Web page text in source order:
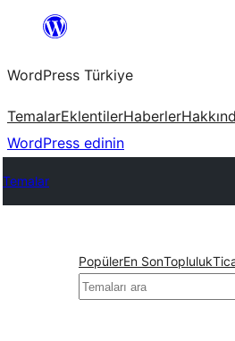
İçeriğe
WordPress Türkiye
TemalarEklentilerHaberler
WordPress edinin
Temalar
PopülerEn SonTopluluk
Ara